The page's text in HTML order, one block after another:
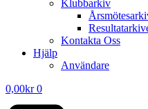
Klubbarkiv
Kontakta Oss
Hjälp
Användare
0,00kr 0